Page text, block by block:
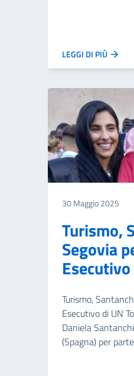
LEGGI DI PIÙ
30 Maggio 2025
Turismo,
Segovia
Turismo,
Esecutivo di UN
Daniela
(Spagna) per